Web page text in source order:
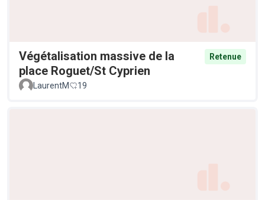
Végétalisation massive de la
place Roguet/St Cyprien
Retenue
LaurentM 19